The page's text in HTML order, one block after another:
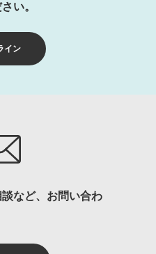
イン
い。
など、お問い合わ